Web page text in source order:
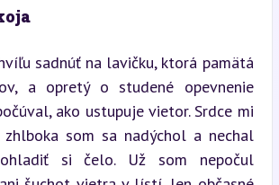
sadnúť na lavičku, ktorá pamätá
a opretý o studené opevnenie
ako ustupuje vietor. Srdce mi
zhlboka som sa nadýchol a nechal
si čelo. Už som nepočul